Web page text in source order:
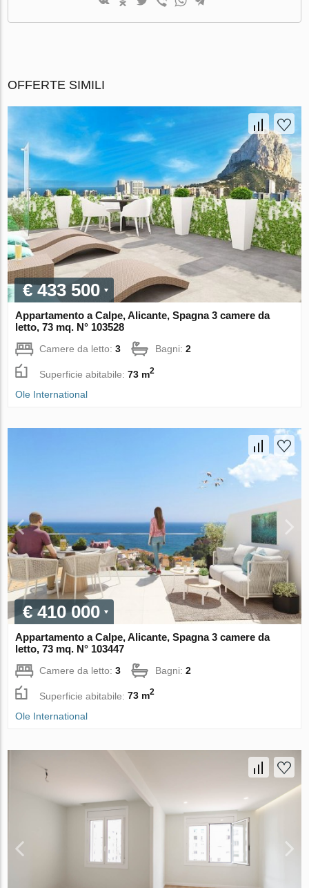
OFFERTE SIMILI
€ 433 500
Appartamento a Calpe, Alicante, Spagna 3 camere da
letto, 73 mq. N° 103528
Camere da letto:3 Bagni:2
Superficie abitabile:73 m2
Ole International
€ 410 000
Appartamento a Calpe, Alicante, Spagna 3 camere da
letto, 73 mq. N° 103447
Camere da letto:3 Bagni:2
Superficie abitabile:73 m2
Ole International